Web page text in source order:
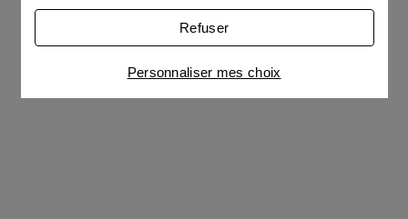
Univers publicitaire: nous utilisons avec
nos partenaires des cookies pour afficher des
publicités personnalisées
Connaître notre politique cookies et la liste de nos
partenaires
Personnaliser mes choix
Refuser